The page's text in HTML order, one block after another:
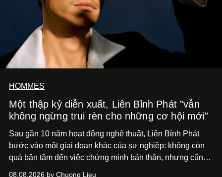
HOMMES
Một thập kỷ diễn xuất, Liên Bỉnh Phát "vẫn
không ngừng trui rèn cho những cơ hội mới"
Sau gần 10 năm hoạt động nghệ thuật, Liên Bỉnh Phát
bước vào một giai đoạn khác của sự nghiệp: không còn
quá bận tâm đến việc chứng minh bản thân, nhưng cũng
08.08.2026 by Chuong Lieu